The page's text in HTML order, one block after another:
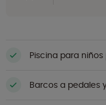
Piscina para
Barcos a pedales